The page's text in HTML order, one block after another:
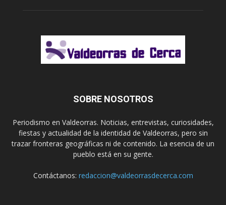
SOBRE NOSOTROS
Periodismo en Valdeorras. Noticias, entrevistas, curiosidades,
fiestas y actualidad de la identidad de Valdeorras, pero sin
trazar fronteras geográficas ni de contenido. La esencia de un
pueblo está en su gente.
Contáctanos: redaccion@valdeorrasdecerca.com